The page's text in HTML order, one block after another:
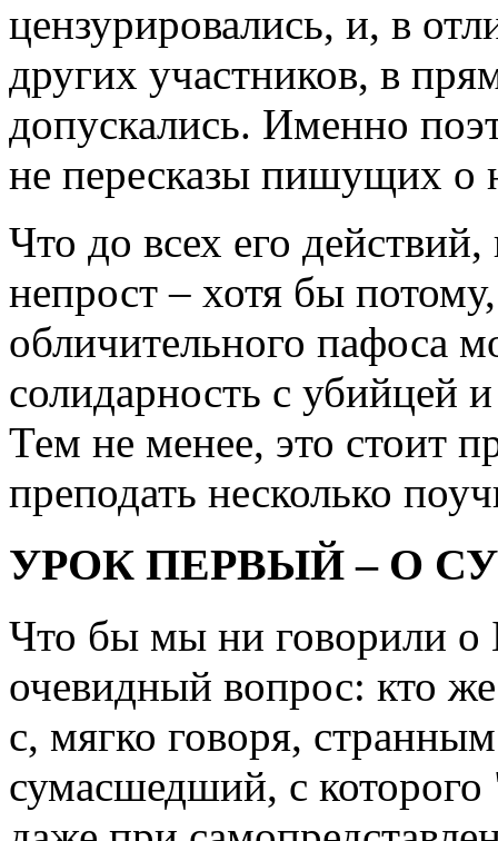
цензурировались, и, в
других участников, в
допускались. Именно
не пересказы пишущих о
Что до всех его
непрост – хотя бы
обличительного пафоса
солидарность с убийцей
Тем не менее, это стоит
преподать несколько
УРОК ПЕРВЫЙ – О
Что бы мы ни говорили о
очевидный вопрос: кто
с, мягко говоря,
сумасшедший, с которого